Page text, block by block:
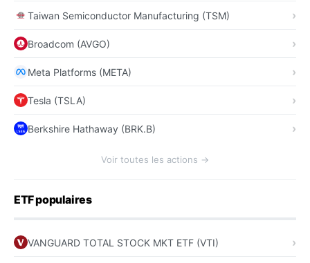
Taiwan Semiconductor Manufacturing (TSM)
Broadcom (AVGO)
Meta Platforms (META)
Tesla (TSLA)
Berkshire Hathaway (BRK.B)
Voir toutes les actions →
ETF populaires
VANGUARD TOTAL STOCK MKT ETF (VTI)